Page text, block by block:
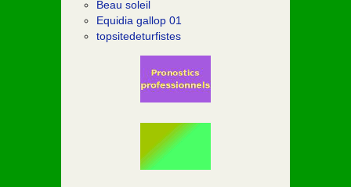
Beau soleil
Equidia gallop 01
topsitedeturfistes